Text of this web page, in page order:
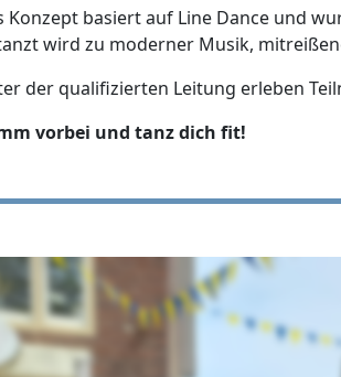
Konzept basiert auf Line Dance und
wird zu moderner Musik,
der qualifizierten Leitung erleben
vorbei und tanz dich fit!